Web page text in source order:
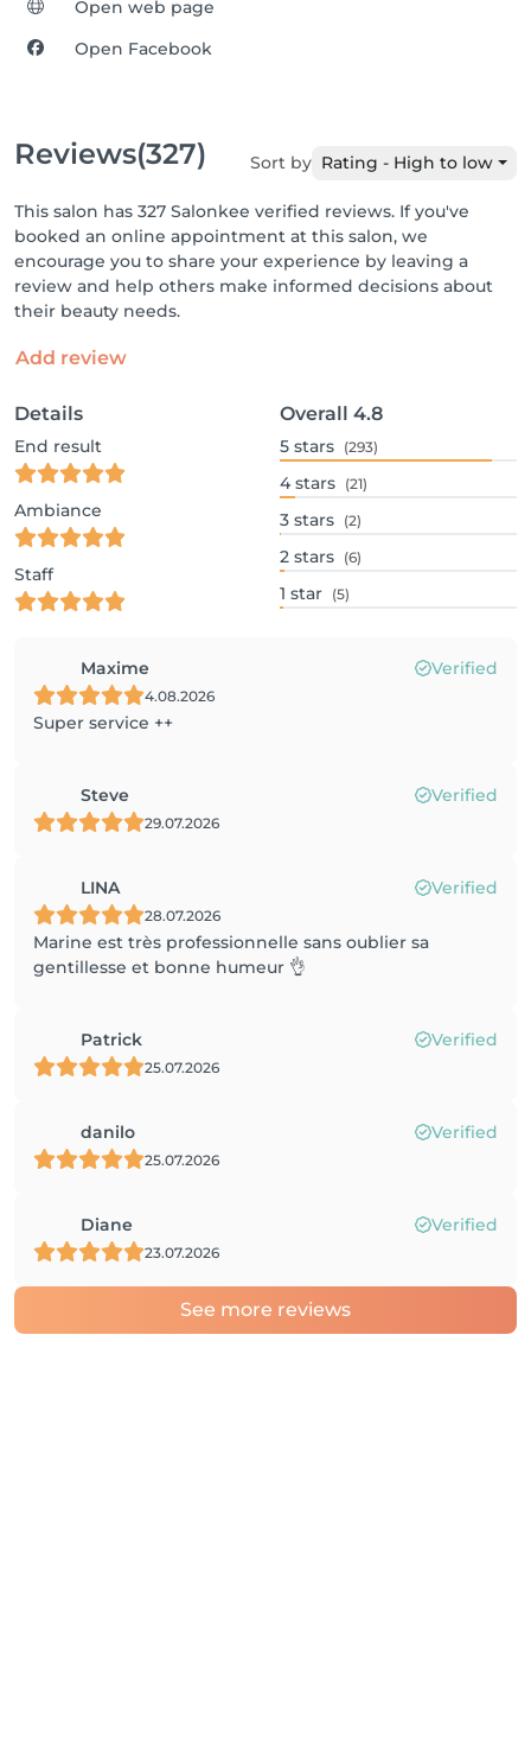
Open web page
Open Facebook
Reviews(327) Sort by Rating - High to low
This salon has 327 Salonkee verified reviews. If you've
booked an online appointment at this salon, we
encourage you to share your experience by leaving a
review and help others make informed decisions about
their beauty needs.
Add review
Details
End result
Ambiance
Staff
Overall 4.8
5 stars (293)
4 stars (21)
3 stars (2)
2 stars (6)
1 star (5)
Maxime Verified
4.08.2026
Super service ++
Steve Verified
29.07.2026
LINA Verified
28.07.2026
Marine est très professionnelle sans oublier sa
gentillesse et bonne humeur 👌
Patrick Verified
25.07.2026
danilo Verified
25.07.2026
Diane Verified
23.07.2026
See more reviews